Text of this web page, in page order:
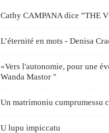
Cathy CAMPANA dice ”THE
L’éternité en mots - Denisa
«Vers l'autonomie, pour une
Wanda Mastor "
Un matrimoniu cumprumessu
U lupu impiccatu